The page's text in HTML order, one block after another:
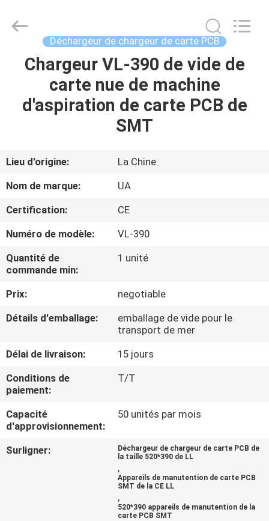
MAISON
PRODUITS
SUJET
DE
NOUS
VISITE
D'USINE
CONTRÔLE
DE
CONTACTEZ-
NOUS
NOUVELLES
2026
UNIQUE
AUTOMATION
Déchargeur de chargeur de carte PCB
Chargeur VL-390 de vide de
carte nue de machine
d'aspiration de carte PCB de
SMT
Lieu d'origine:
La Chine
Nom de marque:
UA
Certification:
CE
Numéro de modèle:
VL-390
Quantité de
commande min:
1 unité
Prix:
negotiable
Détails d'emballage:
emballage de vide pour le
transport de mer
Délai de livraison:
15 jours
Conditions de
paiement:
T/T
Capacité
d'approvisionnement:
50 unités par mois
Surligner:
Déchargeur de chargeur de carte PCB de
la taille 520*390 de LL
,
Appareils de manutention de carte PCB
SMT de la CE LL
,
520*390 appareils de manutention de la
carte PCB SMT